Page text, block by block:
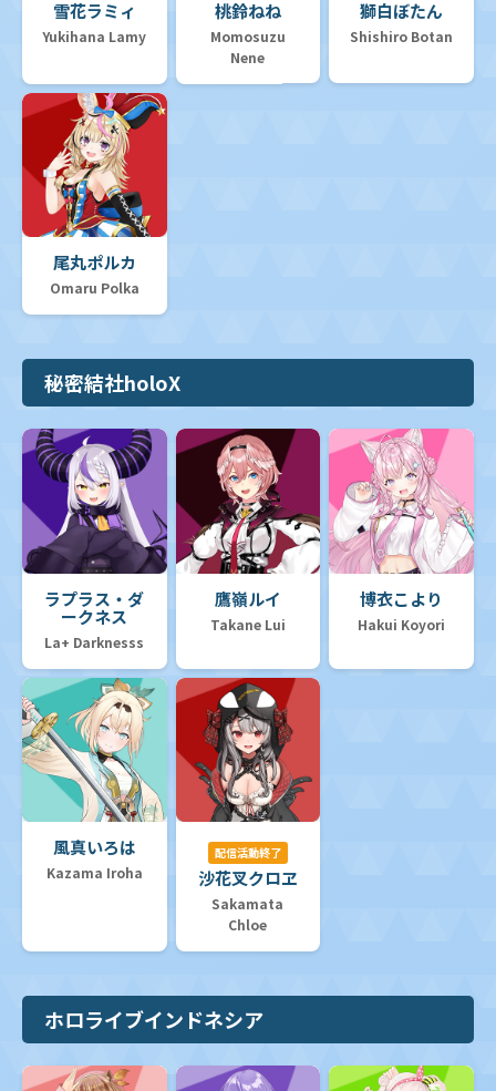
雪花ラミィ
Yukihana Lamy
桃鈴ねね
Momosuzu
Nene
獅白ぼたん
Shishiro Botan
尾丸ポルカ
Omaru Polka
秘密結社holoX
ラプラス・ダ
ークネス
La+ Darknesss
鷹嶺ルイ
Takane Lui
博衣こより
Hakui Koyori
風真いろは
Kazama Iroha
配信活動終了
沙花叉クロヱ
Sakamata
Chloe
ホロライブインドネシア